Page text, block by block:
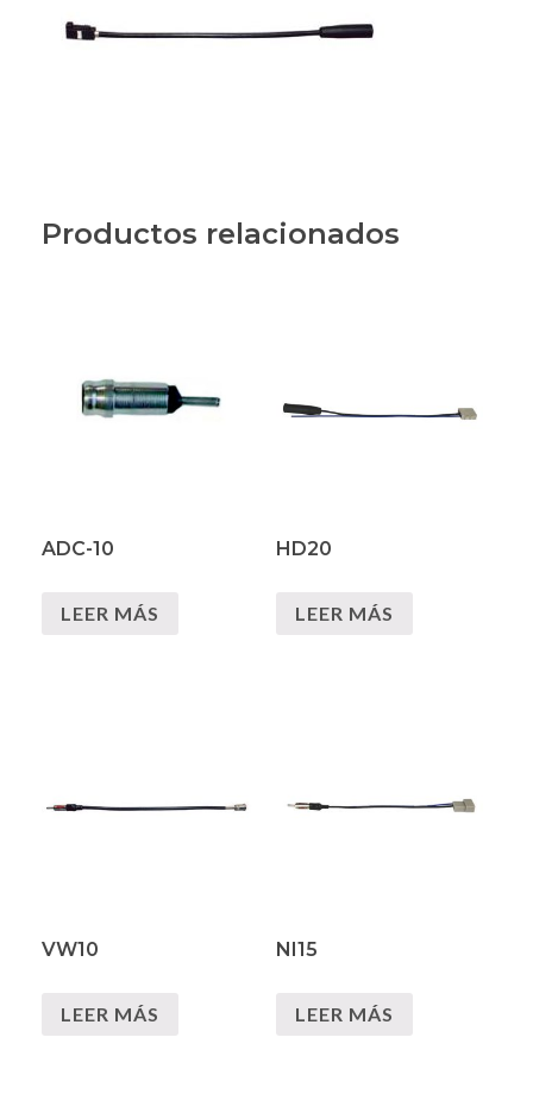
Productos relacionados
ADC-10
LEER MÁS
HD20
LEER MÁS
VW10
LEER MÁS
NI15
LEER MÁS